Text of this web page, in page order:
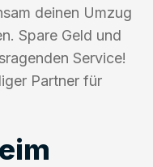
deinen Umzug
Spare Geld und
Service!
Partner für